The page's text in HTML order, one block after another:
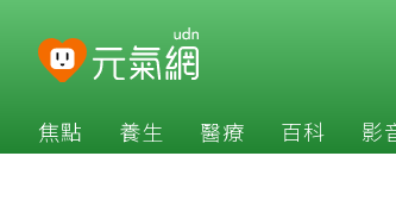
焦點 養生 醫療 百科 影